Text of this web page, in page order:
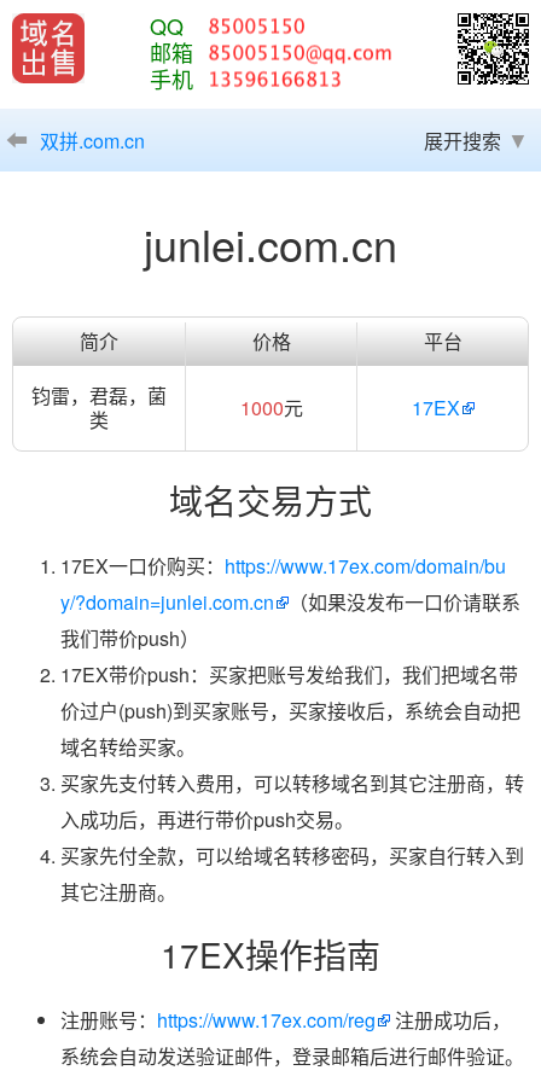
QQ
邮箱
手机
双拼.com.cn 展开搜索
junlei.com.cn
简介 价格
平台
钧雷，君磊，菌
类
1000元 17EX
域名交易方式
17EX一口价购买： https://www.17ex.com/domain/bu
y/?domain=junlei.com.cn
（如果没发布一口价请联系
我们带价push）
17EX带价push：买家把账号发给我们，我们把域名带
价过户(push)到买家账号，买家接收后，系统会自动把
域名转给买家。
买家先支付转入费用，可以转移域名到其它注册商，转
入成功后，再进行带价push交易。
买家先付全款，可以给域名转移密码，买家自行转入到
其它注册商。
17EX操作指南
注册账号： https://www.17ex.com/reg
注册成功后，
系统会自动发送验证邮件，登录邮箱后进行邮件验证。